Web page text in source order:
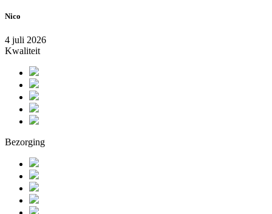
Nico
4 juli 2026
Kwaliteit
Bezorging